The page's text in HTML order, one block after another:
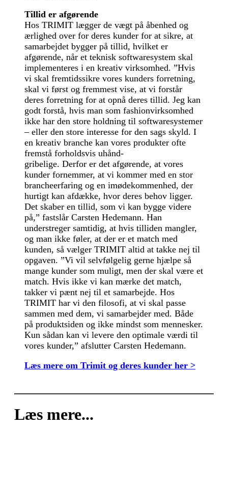
Tillid er afgørende
Hos TRIMIT lægger de vægt på åbenhed og
ærlighed over for deres kunder for at sikre, at
samarbejdet bygger på tillid, hvilket er
afgørende, når et teknisk softwaresystem skal
implementeres i en kreativ virksomhed. ”Hvis
vi skal fremtidssikre vores kunders forretning,
skal vi først og fremmest vise, at vi forstår
deres forretning for at opnå deres tillid. Jeg kan
godt forstå, hvis man som fashionvirksomhed
ikke har den store holdning til softwaresystemer
– eller den store interesse for den sags skyld. I
en kreativ branche kan vores produkter ofte
fremstå forholdsvis uhånd-
gribelige. Derfor er det afgørende, at vores
kunder fornemmer, at vi kommer med en stor
brancheerfaring og en imødekommenhed, der
hurtigt kan afdække, hvor deres behov ligger.
Det skaber en tillid, som vi kan bygge videre
på,” fastslår Carsten Hedemann. Han
understreger samtidig, at hvis tilliden mangler,
og man ikke føler, at der er et match med
kunden, så vælger TRIMIT altid at takke nej til
opgaven. ”Vi vil selvfølgelig gerne hjælpe så
mange kunder som muligt, men der skal være et
match. Hvis ikke vi kan mærke det match,
takker vi pænt nej til et samarbejde. Hos
TRIMIT har vi den filosofi, at vi skal passe
sammen med dem, vi samarbejder med. Både
på produktsiden og ikke mindst som mennesker.
Kun sådan kan vi levere den optimale værdi til
vores kunder,” afslutter Carsten Hedemann.
Læs mere om Trimit og deres kunder her >
Læs mere...